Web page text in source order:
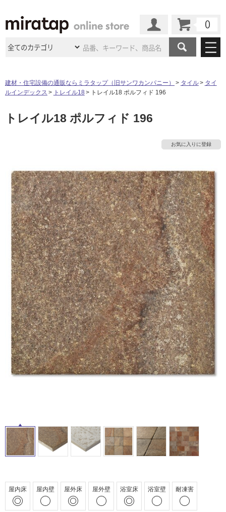
商品カテゴリ
キッチン 浴室（風呂・
トイレ
ウッドデッキ フローリング・床材
収納 インテリア・家具
照明 ペット用品
内装用建材 パネル・壁材
ロートアイアン 天然石・石材
メンテナンス・施工材 新商品
施工事例
施工事例 法人案件納入事例
インタビュー
店舗・施設事例
ショールーム
ショールーム
大阪ショールーム 仙台ショールーム
名古屋ショールーム 京都ショールーム
福岡ショールーム 札幌スマートショールー
ム
横浜スマートショールー
ム
ウェルビーみのおHDC
BOX
ご利用ガイド 初めての方へ
よくある質問 お問い合わせ
修理お問い合わせ クレーム公開
説明書・図面検索 水まわり3年保証
お役立ち情報 住まいのスタイリング
アイデア
ミラタップチャンネル
オンライン相談
その他サービス
ミラタップと創る家
ASOLIE
工事会社紹介Coziコンシ
ェルジュ
自分らしい家づくり
SUVACO
最高のリノベ会社がみつ
かるリノベりす
建材・住宅設備の通販ならミラタップ（旧サンワカンパニー） タイル
タイ
ルインデックス
トレイル18 トレイル18 ポルフィド 196
トレイル18 ポルフィド 196
お気に入りに登録
屋内床 屋内壁 屋外床 屋外壁 浴室床 浴室壁 耐凍害
タ
イ
ル
屋
内
床・
屋
外
床・
浴
室
床・
駐
常
に
適
し
い
る
適